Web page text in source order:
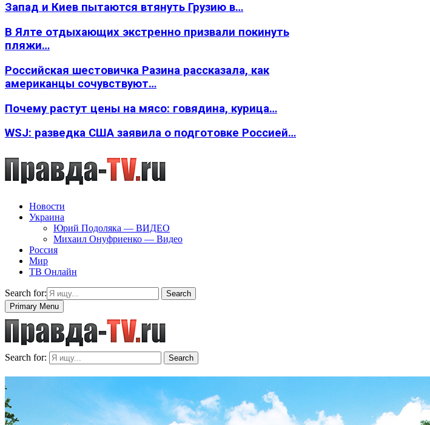
Запад и Киев пытаются втянуть Грузию в…
В Ялте отдыхающих экстренно призвали покинуть
пляжи…
Российская шестовичка Разина рассказала, как
американцы сочувствуют…
Почему растут цены на мясо: говядина, курица…
WSJ: разведка США заявила о подготовке Россией…
Новости
Украина
Юрий Подоляка — ВИДЕО
Михаил Онуфриенко — Видео
Россия
Мир
ТВ Онлайн
Search for:
Search
Primary Menu
Search for: Search